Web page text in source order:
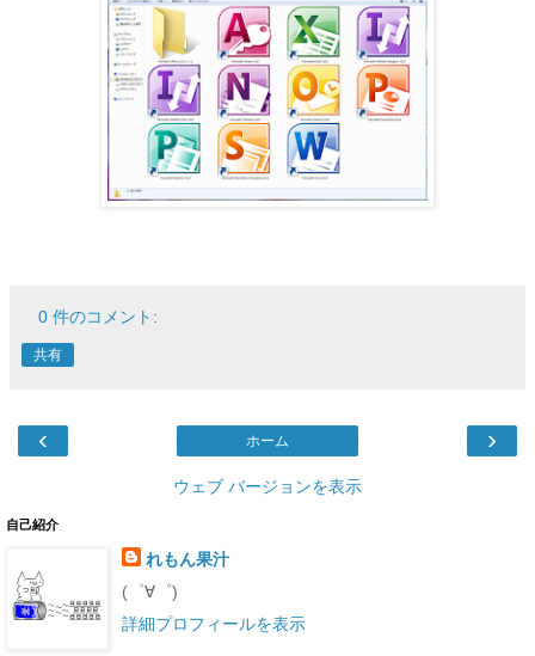
0 件のコメント:
共有
‹ ›
ホーム
ウェブ バージョンを表示
自己紹介
れもん果汁
(゜∀゜)
詳細プロフィールを表示